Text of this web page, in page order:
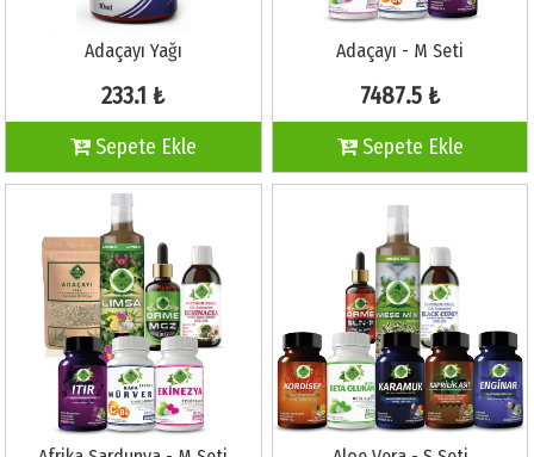
Adaçayı Yağı
233.1 ₺
Sepete Ekle
Adaçayı - M Seti
7487.5 ₺
Sepete Ekle